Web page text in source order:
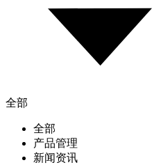
全部
全部
产品管理
新闻资讯